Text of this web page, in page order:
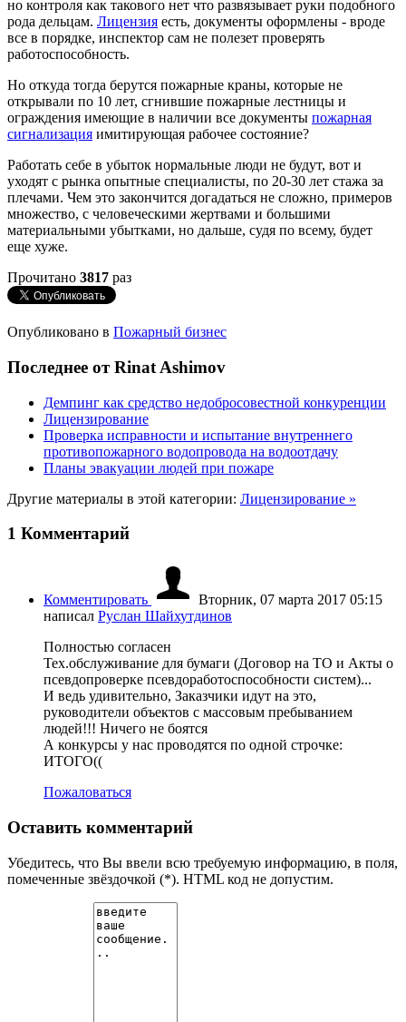
но контроля как такового нет что развязывает руки подобного
рода дельцам. Лицензия есть, документы оформлены - вроде
все в порядке, инспектор сам не полезет проверять
работоспособность.
Но откуда тогда берутся пожарные краны, которые не
открывали по 10 лет, сгнившие пожарные лестницы и
ограждения имеющие в наличии все документы пожарная
сигнализация имитирующая рабочее состояние?
Работать себе в убыток нормальные люди не будут, вот и
уходят с рынка опытные специалисты, по 20-30 лет стажа за
плечами. Чем это закончится догадаться не сложно, примеров
множество, с человеческими жертвами и большими
материальными убытками, но дальше, судя по всему, будет
еще хуже.
Прочитано 3817 раз
Опубликовано в Пожарный бизнес
Последнее от Rinat Ashimov
Демпинг как средство недобросовестной конкуренции
Лицензирование
Проверка исправности и испытание внутреннего
противопожарного водопровода на водоотдачу
Планы эвакуации людей при пожаре
Другие материалы в этой категории: Лицензирование »
1 Комментарий
Комментировать
Вторник, 07 марта 2017 05:15
написал Руслан Шайхутдинов
Полностью согласен
Тех.обслуживание для бумаги (Договор на ТО и Акты о
псевдопроверке псевдоработоспособности систем)...
И ведь удивительно, Заказчики идут на это,
руководители объектов с массовым пребыванием
людей!!! Ничего не боятся
А конкурсы у нас проводятся по одной строчке:
ИТОГО((
Пожаловаться
Оставить комментарий
Убедитесь, что Вы ввели всю требуемую информацию, в поля,
помеченные звёздочкой (*). HTML код не допустим.